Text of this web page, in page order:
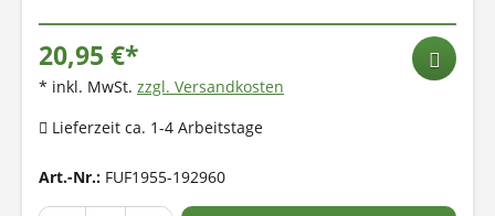
20,95 €*
* inkl. MwSt. zzgl. Versandkosten
Lieferzeit ca. 1-4 Arbeitstage
Art.-Nr.: FUF1955-192960